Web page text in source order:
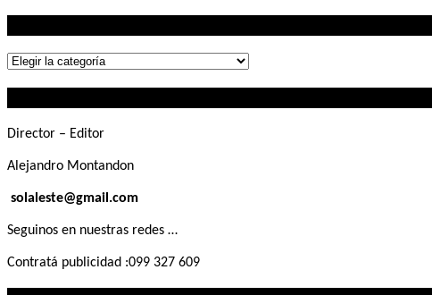
Lo
Director – Editor
Alejandro Montandon
solaleste@gmail.com
Seguinos en nuestras redes …
Contratá publicidad :099 327 609